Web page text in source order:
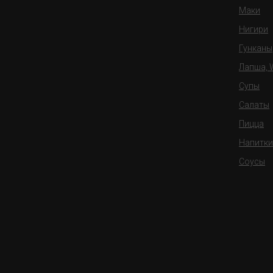
Маки
Нигири
Гунканы
Лапша,
Супы
Салаты
Пицца
Напитки
Соусы